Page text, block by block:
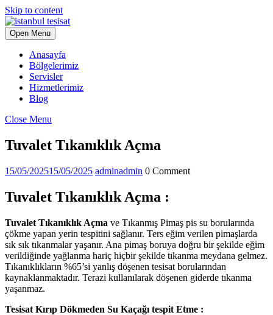
Skip to content
Open Menu
Anasayfa
Bölgelerimiz
Servisler
Hizmetlerimiz
Blog
Close Menu
Tuvalet Tıkanıklık Açma
15/05/202515/05/2025 adminadmin 0 Comment
Tuvalet Tıkanıklık Açma :
Tuvalet Tıkanıklık Açma ve Tıkanmış Pimaş pis su borularında
çökme yapan yerin tespitini sağlanır. Ters eğim verilen pimaşlarda
sık sık tıkanmalar yaşanır. Ana pimaş boruya doğru bir şekilde eğim
verildiğinde yağlanma hariç hiçbir şekilde tıkanma meydana gelmez.
Tıkanıklıkların %65’si yanlış döşenen tesisat borularından
kaynaklanmaktadır. Terazi kullanılarak döşenen giderde tıkanma
yaşanmaz.
Tesisat Kırıp Dökmeden Su Kaçağı tespit Etme :